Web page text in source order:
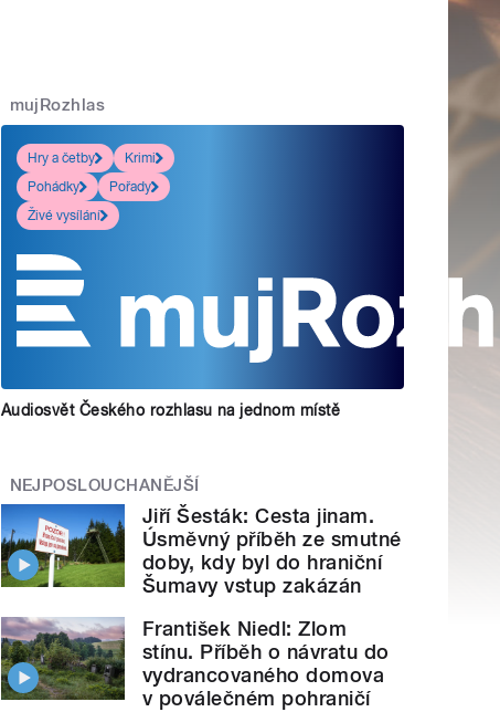
mujRozhlas
Hry a četby
Krimi
Pohádky
Pořady
Živé vysílání
Audiosvět Českého rozhlasu na jednom místě
NEJPOSLOUCHANĚJŠÍ
Jiří Šesták: Cesta jinam.
Úsměvný příběh ze smutné
doby, kdy byl do hraniční
Šumavy vstup zakázán
František Niedl: Zlom
stínu. Příběh o návratu do
vydrancovaného domova
v poválečném pohraničí